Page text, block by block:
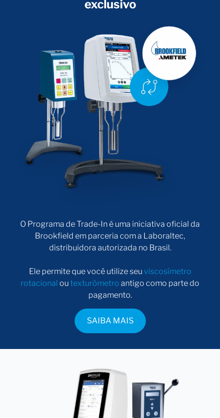
O Programa de Trade-In é uma iniciativa oficial da
Brookfield em parceria com a Laboraltec,
distribuidora autorizada no Brasil.
Ele permite que você utilize seu viscosímetro
rotacional ou texturômetro antigo como parte do
pagamento.
SAIBA MAIS
exclusivo